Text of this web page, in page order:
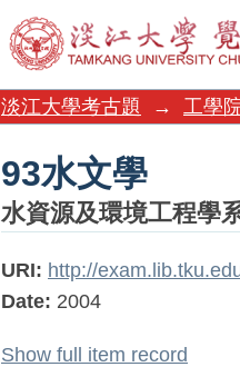
93水文學
淡江大學考古題
→ 工學
93水文學
水資源及環境工程學
URI: http://
Date: 2004
Show full item record